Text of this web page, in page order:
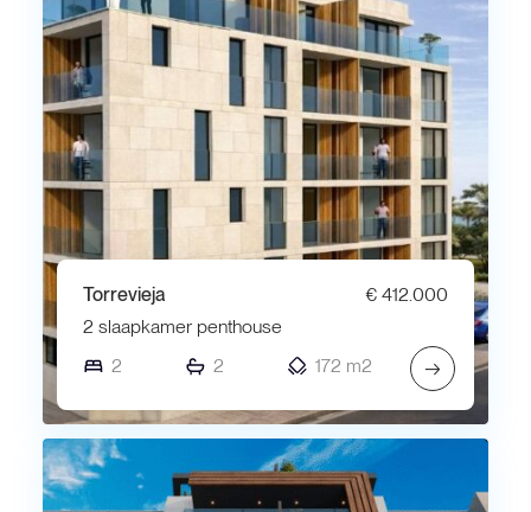
Torrevieja
€ 412.000
2 slaapkamer penthouse
2
2 172 m2 →